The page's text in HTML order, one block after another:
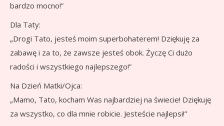
bardzo mocno!”
Dla Taty:
„Drogi Tato, jesteś moim superbohaterem! Dziękuję za
zabawę i za to, że zawsze jesteś obok. Życzę Ci dużo
radości i wszystkiego najlepszego!”
Na Dzień Matki/Ojca:
„Mamo, Tato, kocham Was najbardziej na świecie! Dziękuję
za wszystko, co dla mnie robicie. Jesteście najlepsi!”